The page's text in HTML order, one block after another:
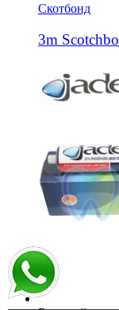
Скотбонд
3m